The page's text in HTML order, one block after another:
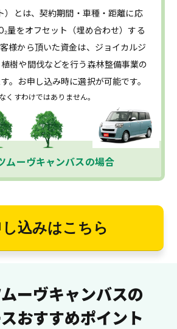
）とは、契約期間・車種・距離に応
量をオフセット（埋め合わせ）する
様から頂いた資金は、ジョイカルジ
樹や間伐などを行う森林整備事業の
。お申し込み時に選択が可能です。
すわけではありません。
ムーヴキャンバスの場合
込みはこちら
ーヴキャンバスの
おすすめポイント